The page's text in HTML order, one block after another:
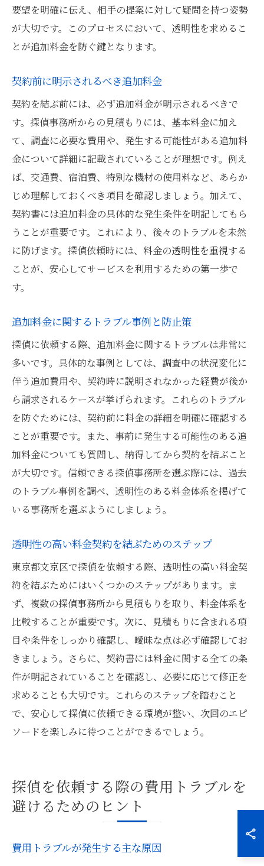
要望を明確に伝え、相手の提案に対して疑問を持つ姿勢
が大切です。このプロセスにおいて、透明性を求めるこ
とが追加料金を防ぐ鍵となります。
契約前に明示されるべき追加料金
契約を結ぶ前には、必ず追加料金が明示されるべきで
す。探偵事務所からの見積もりには、基本料金に加え
て、調査に必要な費用や、発生する可能性がある追加料
金について詳細に記載されていることが理想です。例え
ば、交通費、宿泊費、特別な機材の使用料など、あらか
じめ理解しておくべき項目を確認しましょう。加えて、
契約書には追加料金の具体的な発生条件を明記してもら
うことが重要です。これにより、後々のトラブルを未然
に防げます。探偵依頼時には、料金の透明性を重視する
ことが、安心してサービスを利用するための第一歩で
す。
追加料金に関するトラブル事例と防止策
探偵に依頼する際、追加料金に関するトラブルは非常に
多いです。具体的な事例としては、調査中の状況変化に
伴う追加費用や、契約時に説明されなかった経費が後か
ら請求されるケースが挙げられます。これらのトラブル
を防ぐためには、契約前に料金の詳細を明確に確認する
ことが重要です。また、事前に発生する可能性のある追
加料金についても質問し、納得してから契約を結ぶこと
が大切です。信頼できる探偵事務所を選ぶ際には、過去
のトラブル事例を調べ、透明性のある料金体系を掲げて
いる事務所を選ぶようにしましょう。
透明性の高い料金契約を結ぶためのステップ
東京都文京区で探偵を依頼する際、透明性の高い料金契
約を結ぶためにはいくつかのステップがあります。ま
ず、複数の探偵事務所から見積もりを取り、料金体系を
比較することが重要です。次に、見積もりに含まれる項
目や条件をしっかり確認し、曖昧な点は必ず確認してお
きましょう。さらに、契約書には料金に関する全ての条
件が明記されていることを確認し、必要に応じて修正を
求めることも大切です。これらのステップを踏むこと
で、安心して探偵に依頼できる環境が整い、次回のエピ
ソードを楽しみに待つことができるでしょう。
探偵を依頼する際の費用トラブルを
避けるためのヒント
費用トラブルが発生する主な原因